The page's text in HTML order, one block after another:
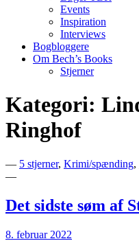
Events
Inspiration
Interviews
Bogbloggere
Om Bech’s Books
Stjerner
Bech's Books
Bogblog – Vi ♥
Kategori:
Ringhof
— 5 stjerner, Krimi/spænding,
—
Det sidste søm af
8. februar 2022